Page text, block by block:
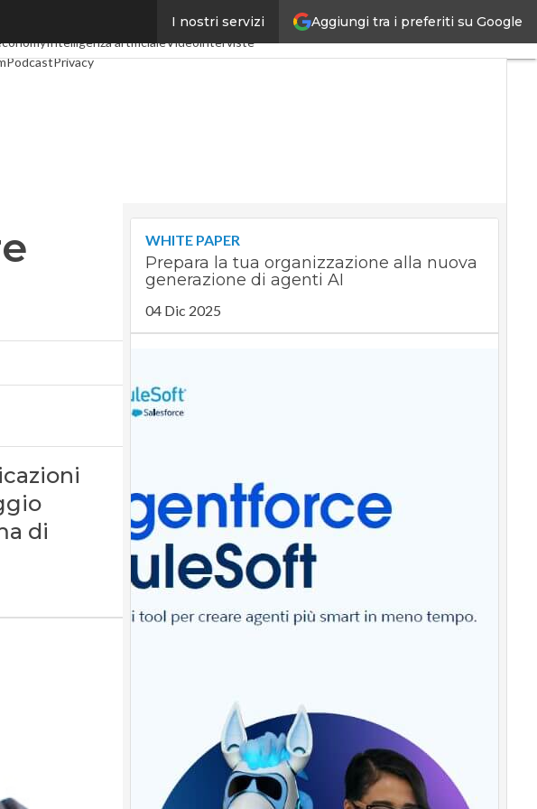
Aggiungi tra i preferiti su Google
I nostri servizi
SpacEconomy
Intelligenza artificialeVideointerviste
PodcastPrivacy
di
WHITE PAPER
Prepara la tua organizzazione alla nuova
generazione di agenti AI
04 Dic 2025